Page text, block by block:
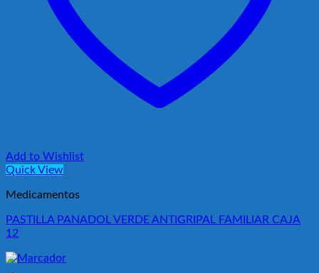
Add to Wishlist
Quick View
Medicamentos
PASTILLA PANADOL VERDE ANTIGRIPAL FAMILIAR CAJA
12